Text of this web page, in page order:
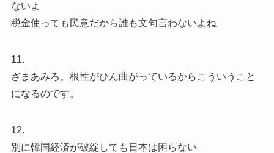
ないよ
税金使っても民意だから誰も文句言わないよね
11.
ざまあみろ。根性がひん曲がっているからこういうこと
になるのです。
12.
別に韓国経済が破綻しても日本は困らない